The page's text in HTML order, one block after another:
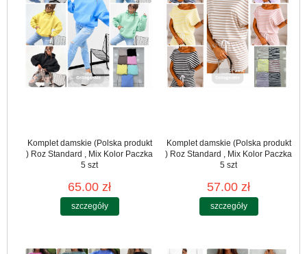
Komplet damskie (Polska produkt
) Roz Standard , Mix Kolor Paczka
5 szt
65.00 zł
szczegóły
Komplet damskie (Polska produkt
) Roz Standard , Mix Kolor Paczka
5 szt
57.00 zł
szczegóły